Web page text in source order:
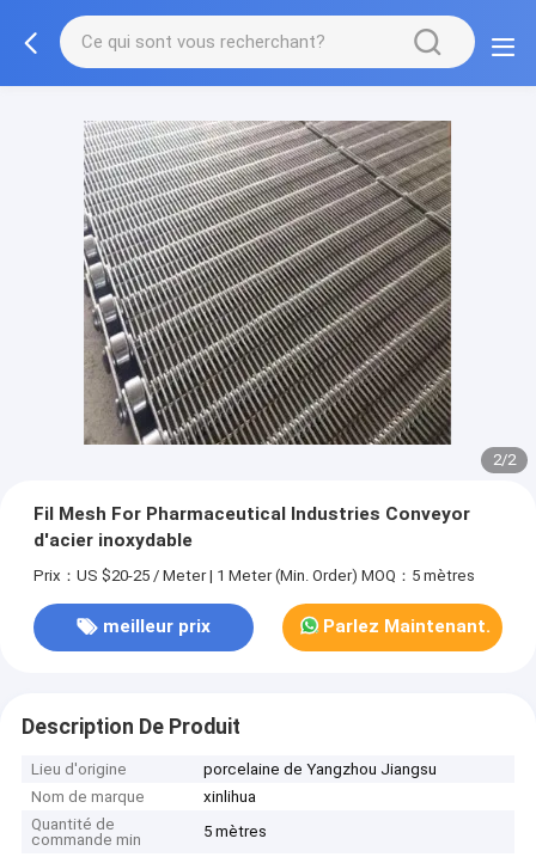
2/2
Fil Mesh For Pharmaceutical Industries Conveyor
d'acier inoxydable
Prix：US $20-25 / Meter | 1 Meter (Min. Order) MOQ：5 mètres
meilleur prix Parlez Maintenant.
Description De Produit
Lieu d'origine
porcelaine de Yangzhou Jiangsu
Nom de marque
xinlihua
Quantité de
commande min
5 mètres